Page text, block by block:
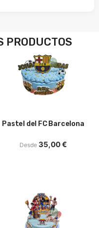
PRODUCTOS
Pastel del FC Barcelona
Desde 35,00€